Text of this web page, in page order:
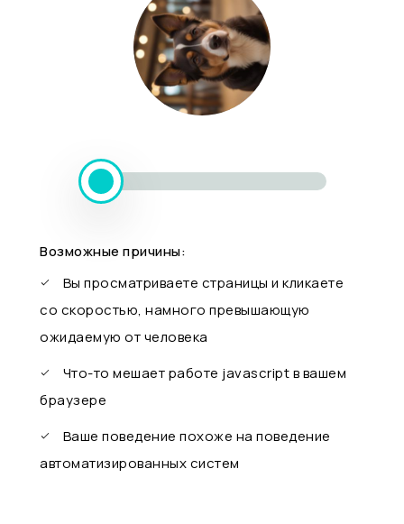
Возможные причины:
Вы просматриваете страницы и кликаете
со скоростью, намного превышающую
ожидаемую от человека
Что-то мешает работе javascript в вашем
браузере
Ваше поведение похоже на поведение
автоматизированных систем